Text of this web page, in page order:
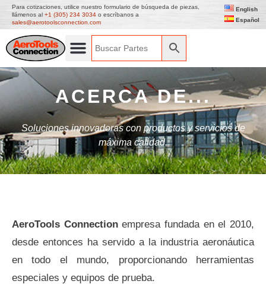
Para cotizaciones, utilice nuestro formulario de búsqueda de piezas,
llámenos al +1 (305) 234 3034 o escríbanos a
sales@aerotoolsconnection.com
English
Español
ACERCA DE...
Soluciones innovadoras con productos y servicios de
máxima calidad.
AeroTools Connection empresa fundada en el 2010,
desde entonces ha servido a la industria aeronáutica
en todo el mundo, proporcionando herramientas
especiales y equipos de prueba.